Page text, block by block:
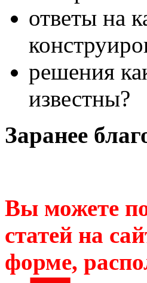
ответы на
решения
известны?
Заранее
Вы можете
статей на
форме,